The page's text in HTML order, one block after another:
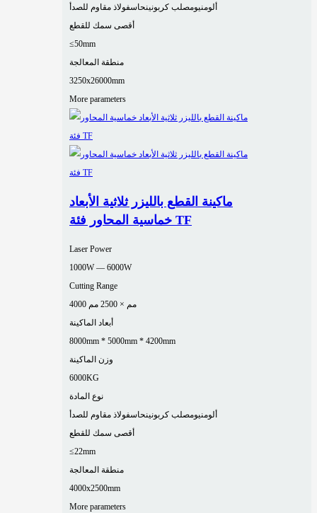
ألومنيومصلب كربونينحاسفولاذ مقاوم للصدأ
أقصى سمك للقطع
≤50mm
منطقة المعالجة
3250x26000mm
More parameters
ماكينة القطع بالليزر ثلاثية الأبعاد
خماسية المحاور فئة TF
Laser Power
1000W — 6000W
Cutting Range
4000 مم × 2500 مم
أبعاد الماكينة
8000mm * 5000mm * 4200mm
وزن الماكينة
6000KG
نوع المادة
ألومنيومصلب كربونينحاسفولاذ مقاوم للصدأ
أقصى سمك للقطع
≤22mm
منطقة المعالجة
4000x2500mm
More parameters